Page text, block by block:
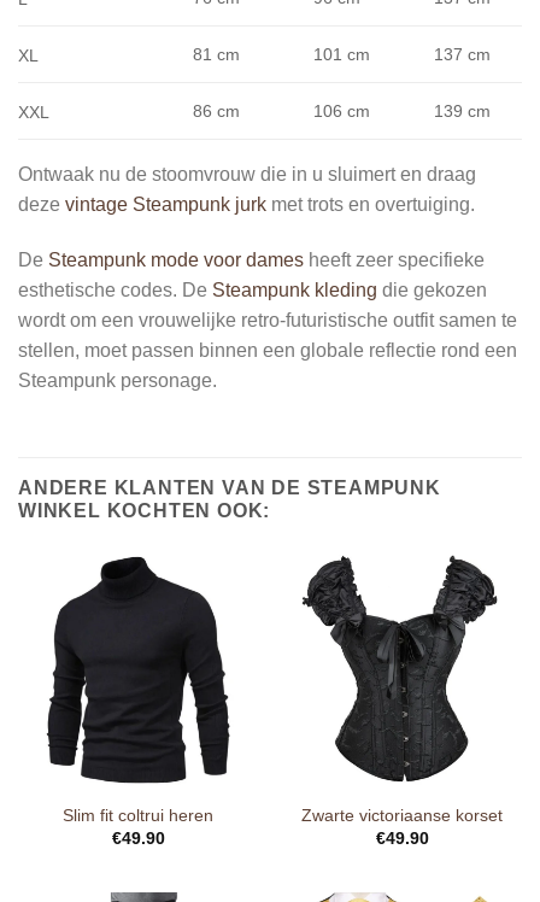
XL 81 cm 101 cm 137 cm
XXL 86 cm 106 cm 139 cm
Ontwaak nu de stoomvrouw die in u sluimert en draag
deze vintage Steampunk jurk met trots en overtuiging.
De Steampunk mode voor dames heeft zeer specifieke
esthetische codes. De Steampunk kleding die gekozen
wordt om een vrouwelijke retro-futuristische outfit samen te
stellen, moet passen binnen een globale reflectie rond een
Steampunk personage.
ANDERE KLANTEN VAN DE STEAMPUNK
WINKEL KOCHTEN OOK:
Slim fit coltrui heren
€49.90
Zwarte victoriaanse korset
€49.90